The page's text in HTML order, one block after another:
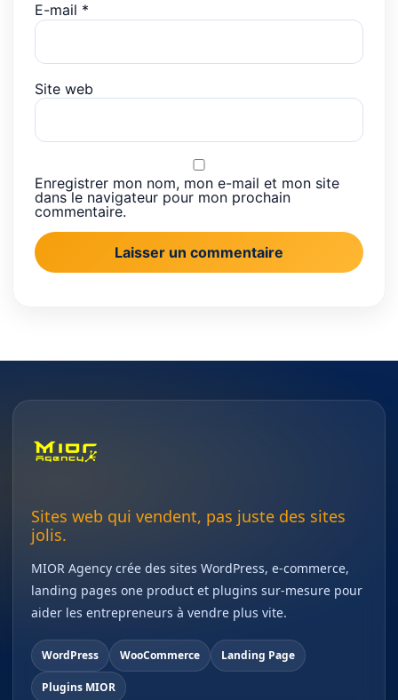
E-mail *
Site web
Enregistrer mon nom, mon e-mail et mon site
dans le navigateur pour mon prochain
commentaire.
Sites web qui vendent, pas juste des sites
jolis.
MIOR Agency crée des sites WordPress, e-commerce,
landing pages one product et plugins sur-mesure pour
aider les entrepreneurs à vendre plus vite.
WordPress WooCommerce Landing Page
Plugins MIOR